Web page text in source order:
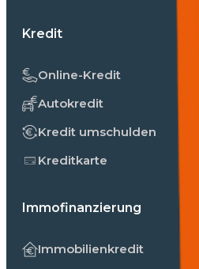
Kredit
Online-Kredit
Autokredit
Kredit umschulden
Kreditkarte
Immofinanzierung
Immobilienkredit